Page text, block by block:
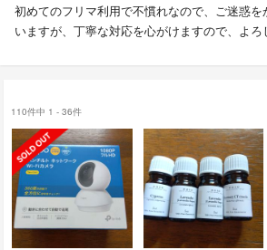
初めてのフリマ利用で不慣れなので、ご迷惑
いますが、丁寧な対応を心がけますので、よろ
110件中 1 - 36件